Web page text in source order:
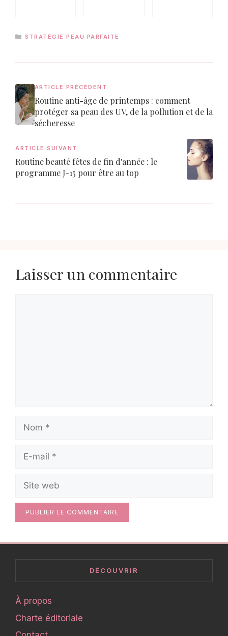
CATÉGORIES
STRATÉGIE PEAU PARFAITE
ARTICLE PRÉCÉDENT
Routine anti-âge de printemps : comment
protéger sa peau des UV, de la pollution et de la
sécheresse
ARTICLE SUIVANT
Routine beauté fêtes de fin d'année : le
programme J-15 pour être au top
Laisser un commentaire
Nom
Site
web
DÉCOUVRIR
À propos
Charte éditoriale